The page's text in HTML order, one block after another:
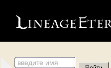
введите имя